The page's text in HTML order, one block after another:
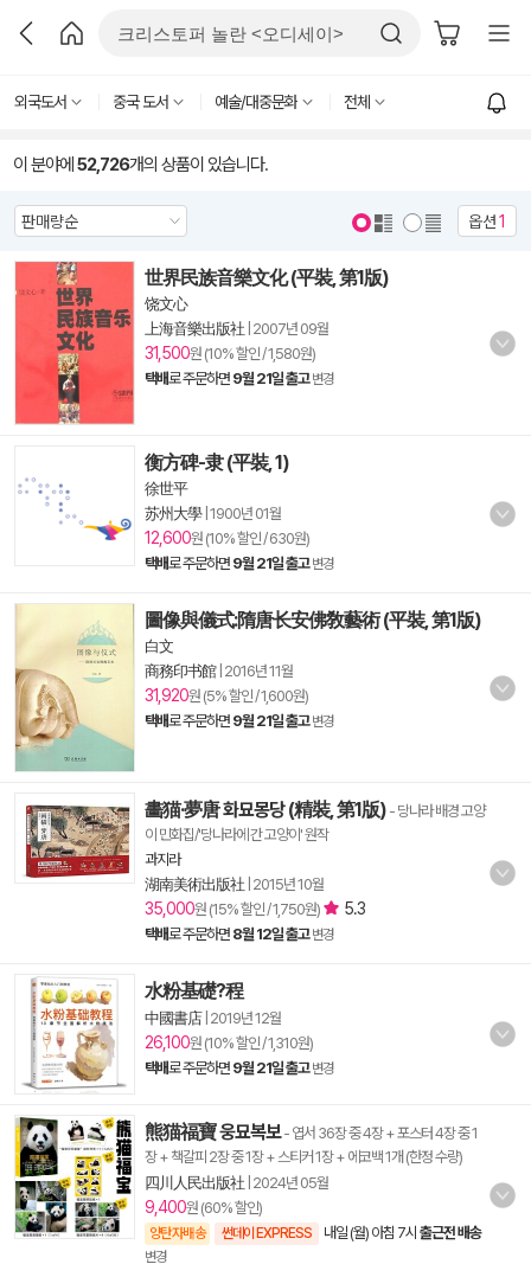
외국도서 중국 도서 예술/대중문화 전체
이 분야에 52,726개의 상품이 있습니다.
옵션1
世界民族音樂文化 (平裝, 第1版)
饶文心
上海音樂出版社 2007년 09월
31,500원 (10% 할인 / 1,580원)
택배로 주문하면 9월 21일 출고 변경
衡方碑-隶 (平裝, 1)
徐世平
苏州大學| 1900년 01월
12,600원 (10% 할인 / 630원)
택배로 주문하면 9월 21일 출고 변경
圖像與儀式:隋唐长安佛敎藝術 (平裝, 第1版)
白文
商務印书館| 2016년 11월
31,920원 (5% 할인 / 1,600원)
택배로 주문하면 9월 21일 출고 변경
畵猫·夢唐 화묘몽당 (精裝, 第1版) - 당나라 배경 고양
이 민화집/'당나라에 간 고양이' 원작
과지라
湖南美術出版社 2015년 10월
35,000원 (15% 할인 / 1,750원) 5.3
택배로 주문하면 8월 12일 출고 변경
水粉基礎?程
中國書店| 2019년 12월
26,100원 (10% 할인 / 1,310원)
택배로 주문하면 9월 21일 출고 변경
熊猫福寶 웅묘복보- 엽서 36장 중 4장 + 포스터 4장 중 1
장 + 책갈피 2장 중 1장 + 스티커 1장 + 에코백 1개 (한정 수량)
四川人民出版社 2024년 05월
9,400원 (60% 할인)
양탄자배송 썬데이 EXPRESS 내일 (월) 아침 7시 출근전 배송
변경